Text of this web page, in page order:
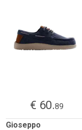
€ 60.89
Gioseppo